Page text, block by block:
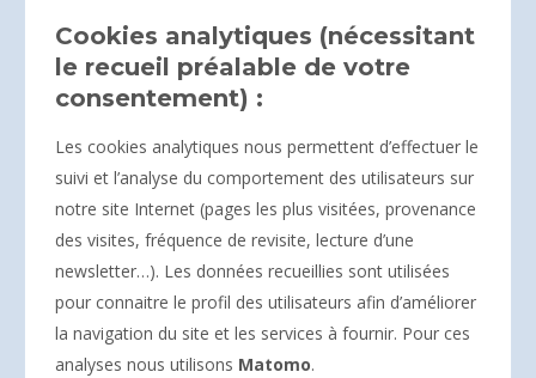
Cookies analytiques (nécessitant
le recueil préalable de votre
consentement) :
Les cookies analytiques nous permettent d’effectuer le
suivi et l’analyse du comportement des utilisateurs sur
notre site Internet (pages les plus visitées, provenance
des visites, fréquence de revisite, lecture d’une
newsletter…). Les données recueillies sont utilisées
pour connaitre le profil des utilisateurs afin d’améliorer
la navigation du site et les services à fournir. Pour ces
analyses nous utilisons Matomo.